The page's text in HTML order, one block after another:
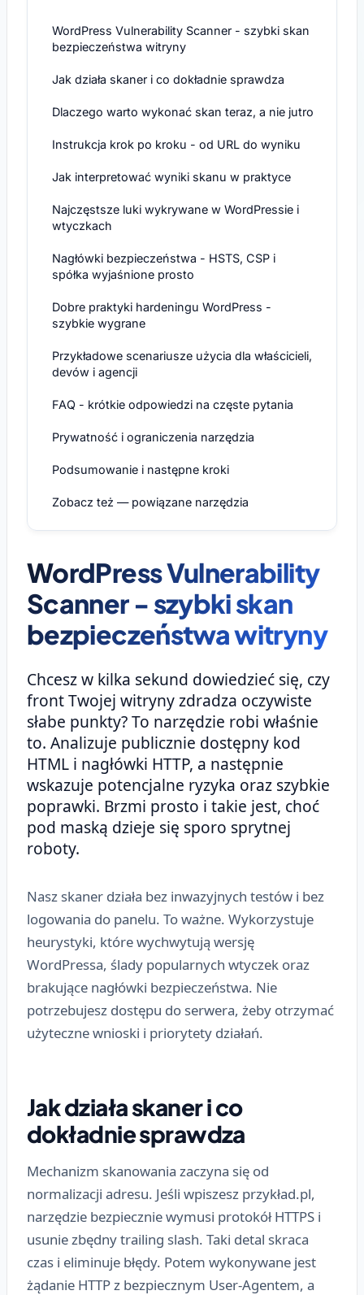
WordPress Vulnerability Scanner - szybki skan
bezpieczeństwa witryny
Jak działa skaner i co dokładnie sprawdza
Dlaczego warto wykonać skan teraz, a nie jutro
Instrukcja krok po kroku - od URL do wyniku
Jak interpretować wyniki skanu w praktyce
Najczęstsze luki wykrywane w WordPressie i
wtyczkach
Nagłówki bezpieczeństwa - HSTS, CSP i
spółka wyjaśnione prosto
Dobre praktyki hardeningu WordPress -
szybkie wygrane
Przykładowe scenariusze użycia dla właścicieli,
devów i agencji
FAQ - krótkie odpowiedzi na częste pytania
Prywatność i ograniczenia narzędzia
Podsumowanie i następne kroki
Zobacz też — powiązane narzędzia
WordPress Vulnerability
Scanner - szybki skan
bezpieczeństwa witryny
Chcesz w kilka sekund dowiedzieć się, czy
front Twojej witryny zdradza oczywiste
słabe punkty? To narzędzie robi właśnie
to. Analizuje publicznie dostępny kod
HTML i nagłówki HTTP, a następnie
wskazuje potencjalne ryzyka oraz szybkie
poprawki. Brzmi prosto i takie jest, choć
pod maską dzieje się sporo sprytnej
roboty.
Nasz skaner działa bez inwazyjnych testów i bez
logowania do panelu. To ważne. Wykorzystuje
heurystyki, które wychwytują wersję
WordPressa, ślady popularnych wtyczek oraz
brakujące nagłówki bezpieczeństwa. Nie
potrzebujesz dostępu do serwera, żeby otrzymać
użyteczne wnioski i priorytety działań.
Jak działa skaner i co
dokładnie sprawdza
Mechanizm skanowania zaczyna się od
normalizacji adresu. Jeśli wpiszesz przykład.pl,
narzędzie bezpiecznie wymusi protokół HTTPS i
usunie zbędny trailing slash. Taki detal skraca
czas i eliminuje błędy. Potem wykonywane jest
żądanie HTTP z bezpiecznym User-Agentem, a